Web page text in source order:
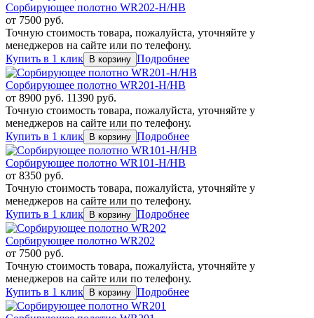
Сорбирующее полотно WR202-H/HB
от 7500 руб.
Точную стоимость товара, пожалуйста, уточняйте у
менеджеров на сайте или по телефону.
Купить в 1 клик
Подробнее
Сорбирующее полотно WR201-H/HB
от 8900 руб. 11390 руб.
Точную стоимость товара, пожалуйста, уточняйте у
менеджеров на сайте или по телефону.
Купить в 1 клик
Подробнее
Сорбирующее полотно WR101-H/HB
от 8350 руб.
Точную стоимость товара, пожалуйста, уточняйте у
менеджеров на сайте или по телефону.
Купить в 1 клик
Подробнее
Сорбирующее полотно WR202
от 7500 руб.
Точную стоимость товара, пожалуйста, уточняйте у
менеджеров на сайте или по телефону.
Купить в 1 клик
Подробнее